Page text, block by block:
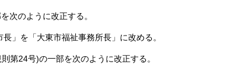
次のように改正する。
」を「大東市福祉事務所長」に改める。
第24号)の一部を次のように改正する。